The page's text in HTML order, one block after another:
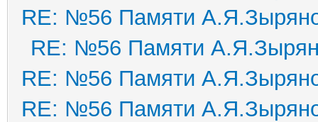
RE: №56 Памяти
RE: №56 Памяти
RE: №56 Памяти
RE: №56 Памяти